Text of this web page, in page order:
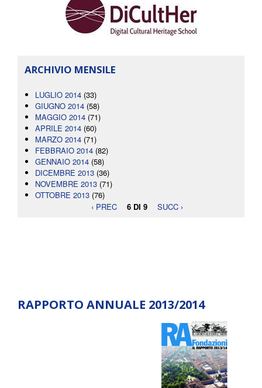
ARCHIVIO MENSILE
LUGLIO 2014 (33)
GIUGNO 2014 (58)
MAGGIO 2014 (71)
APRILE 2014 (60)
MARZO 2014 (71)
FEBBRAIO 2014 (82)
GENNAIO 2014 (58)
DICEMBRE 2013 (36)
NOVEMBRE 2013 (71)
OTTOBRE 2013 (76)
‹ PREC
6 DI 9 SUCC ›
RAPPORTO ANNUALE 2013/2014